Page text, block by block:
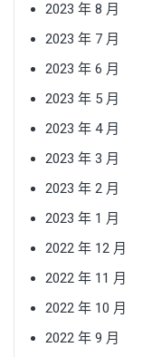
2023 年 8 月
2023 年 7 月
2023 年 6 月
2023 年 5 月
2023 年 4 月
2023 年 3 月
2023 年 2 月
2023 年 1 月
2022 年 12 月
2022 年 11 月
2022 年 10 月
2022 年 9 月